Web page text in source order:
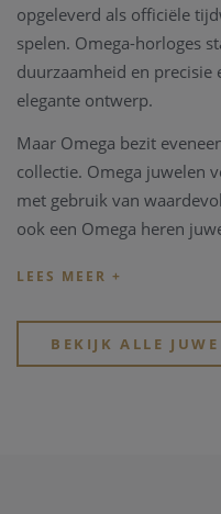
opgeleverd als officiële
spelen. Omega-horloges
duurzaamheid en precisie
elegante ontwerp.
Maar Omega bezit
collectie. Omega juwelen
met gebruik van
ook een Omega heren
kwalitatieve heren en
als offline te Heist-op-den-
BEKIJK ALLE